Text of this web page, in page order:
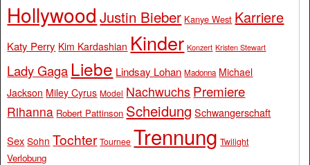
Hollywood Justin Bieber Kanye West Karriere
Katy Perry Kim Kardashian Kinder Konzert Kristen Stewart
Lady Gaga Liebe Lindsay Lohan Madonna Michael
Jackson Miley Cyrus Model Nachwuchs Premiere
Rihanna Robert Pattinson Scheidung Schwangerschaft
Sex Sohn Tochter Tournee Trennung Twilight
Verlobung